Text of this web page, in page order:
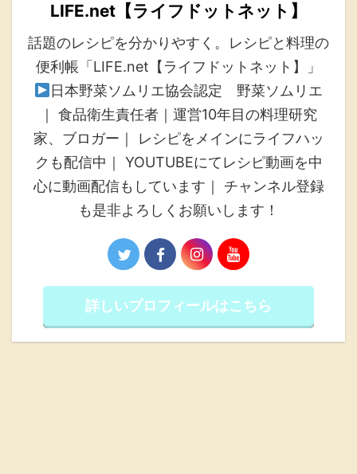
LIFE.net【ライフドットネット】
話題のレシピを分かりやすく。レシピと料理の
便利帳「LIFE.net【ライフドットネット】」
日本野菜ソムリエ協会認定 野菜ソムリエ
｜ 食品衛生責任者｜運営10年目の料理研究
家、ブロガー｜ レシピをメインにライフハッ
クも配信中｜ YOUTUBEにてレシピ動画を中
心に動画配信もしています｜ チャンネル登録
も是非よろしくお願いします！
詳しいプロフィールはこちら